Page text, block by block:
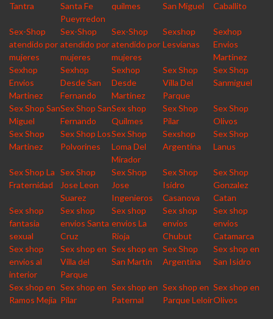
Tantra
Santa Fe
Pueyrredon
quilmes
San Miguel
Caballito
Sex-Shop
atendido por
mujeres
Sex-Shop
atendido por
mujeres
Sex-Shop
atendido por
mujeres
Sexshop
Lesvianas
Sexhop
Envios
Martinez
Sexhop
Envios
Martinez
Sexhop
Desde San
Fernando
Sexhop
Desde
Martinez
Sex Shop
Villa Del
Parque
Sex Shop
Sanmiguel
Sex Shop San
Miguel
Sex Shop San
Fernando
Sex shop
Quilmes
Sex Shop
Pilar
Sex Shop
Olivos
Sex Shop
Martinez
Sex Shop Los
Polvorines
Sex Shop
Loma Del
Mirador
Sexshop
Argentina
Sex Shop
Lanus
Sex Shop La
Fraternidad
Sex Shop
Jose Leon
Suarez
Sex Shop
Jose
Ingenieros
Sex Shop
Isidro
Casanova
Sex Shop
Gonzalez
Catan
Sex shop
fantasia
sexual
Sex shop
envios Santa
Cruz
Sex shop
envios La
Rioja
Sex shop
envios
Chubut
Sex shop
envios
Catamarca
Sex shop
envios al
interior
Sex shop en
Villa del
Parque
Sex shop en
San Martin
Sex Shop
Argentina
Sex shop en
San Isidro
Sex shop en
Ramos Mejia
Sex shop en
Pilar
Sex shop en
Paternal
Sex shop en
Parque Leloir
Sex shop en
Olivos